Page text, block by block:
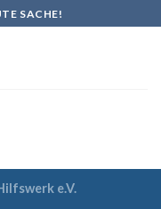
SACHE!
e.V.